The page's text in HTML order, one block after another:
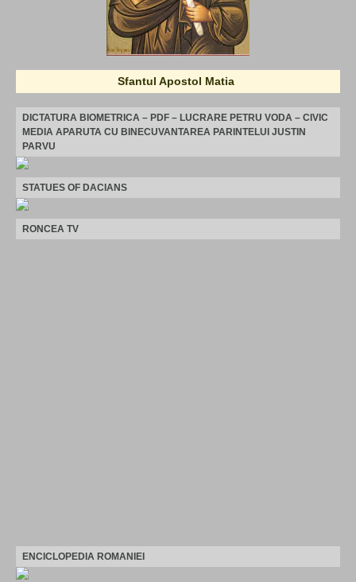
Sfantul Apostol Matia
DICTATURA BIOMETRICA – PDF – LUCRARE PETRU VODA – CIVIC
MEDIA APARUTA CU BINECUVANTAREA PARINTELUI JUSTIN
PARVU
STATUES OF DACIANS
RONCEA TV
ENCICLOPEDIA ROMANIEI